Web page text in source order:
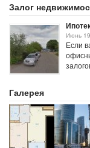
Залог
Июнь
Если
Галерея